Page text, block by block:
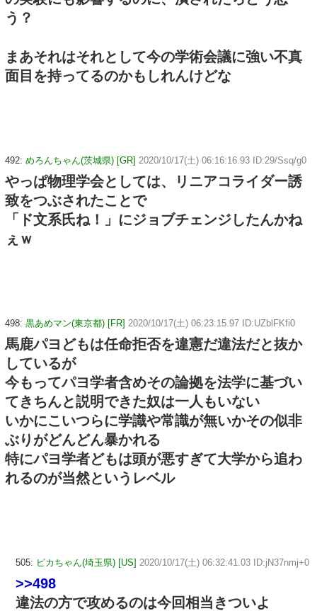
う？
まあそれはそれとして今の学術会議に強い不真
面目を持ってるのかもしれんけどな
492: めろんちゃん(茨城県) [GR] 2020/10/17(土) 06:16:16.93 ID:29/Ssq/g0
やっぱ物理学会としては、リニアコライダー誘
致をつぶされたことで
「ド文系氏ね！」にジョブチェンジしたんかね
ぇｗ
498: 黒あめマン(東京都) [FR] 2020/10/17(土) 06:23:15.97 ID:UZblFKfi0
馬鹿パヨどもは任命拒否を違憲だ違法だと抜か
しているが
今もってパヨ学者含めその論拠を法学に基づい
てきちんと説明できた奴は一人もいない
いかにこいつらに学識や常識が無いかその似非
ぶりがどんどん暴かれる
特にパヨ学者どもは頭が悪すぎて大学から追わ
れるのが当然というレベル
505: ピカちゃん(埼玉県) [US] 2020/10/17(土) 06:32:41.03 ID:jN37nmj+0
>>498
違法の方で攻めるのは今回相当きついよ